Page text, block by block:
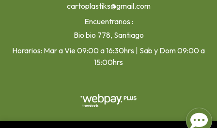
cartoplastiks@gmail.com
Encuentranos
Bio bio 778, Santiago
Horarios: Mar a Vie 09:00 a 16:30hrs | Sab y Dom 09:00 a
15:00hrs